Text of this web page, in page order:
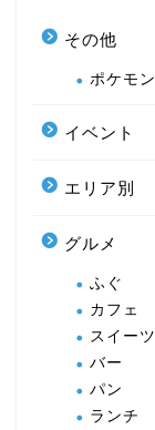
その他
ポケモ
イベント
エリア別
グルメ
ふぐ
カフェ
スイーツ
バー
パン
ランチ